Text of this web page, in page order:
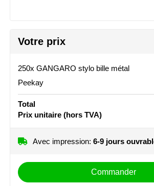
Stilolinea
STORMaxi
Swiss Peak
TACX
Vinga
Votre prix
250x GANGARO stylo bille métal
Peekay
Total
Prix unitaire (hors TVA)
Avec impression: 6-9 jours
Commander